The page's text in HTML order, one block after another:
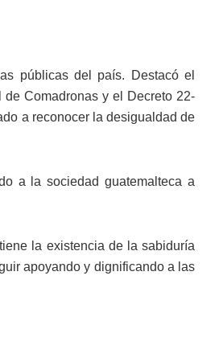
públicas del país. Destacó el
Comadronas y el Decreto 22-
a reconocer la desigualdad de
a la sociedad guatemalteca a
la existencia de la sabiduría
apoyando y dignificando a las